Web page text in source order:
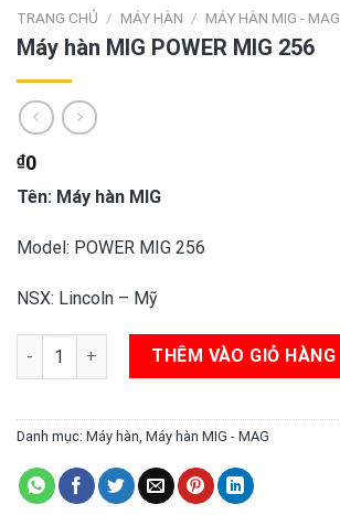
TRANG CHỦ / MÁY HÀN / MÁY HÀN MIG - MAG
Máy hàn MIG POWER MIG 256
₫0
Tên: Máy hàn MIG
Model: POWER MIG 256
NSX: Lincoln – Mỹ
Máy hàn MIG POWER MIG 256 số lượng
THÊM VÀO GIỎ HÀNG
Danh mục: Máy hàn, Máy hàn MIG - MAG